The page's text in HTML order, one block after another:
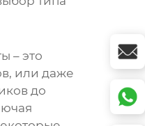
– это
или даже
до